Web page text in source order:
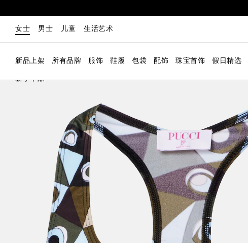
女士 男士 儿童 生活艺术
新品上架 所有品牌 服饰 鞋履 包袋 配饰 珠宝首饰 假日精选
新季单品